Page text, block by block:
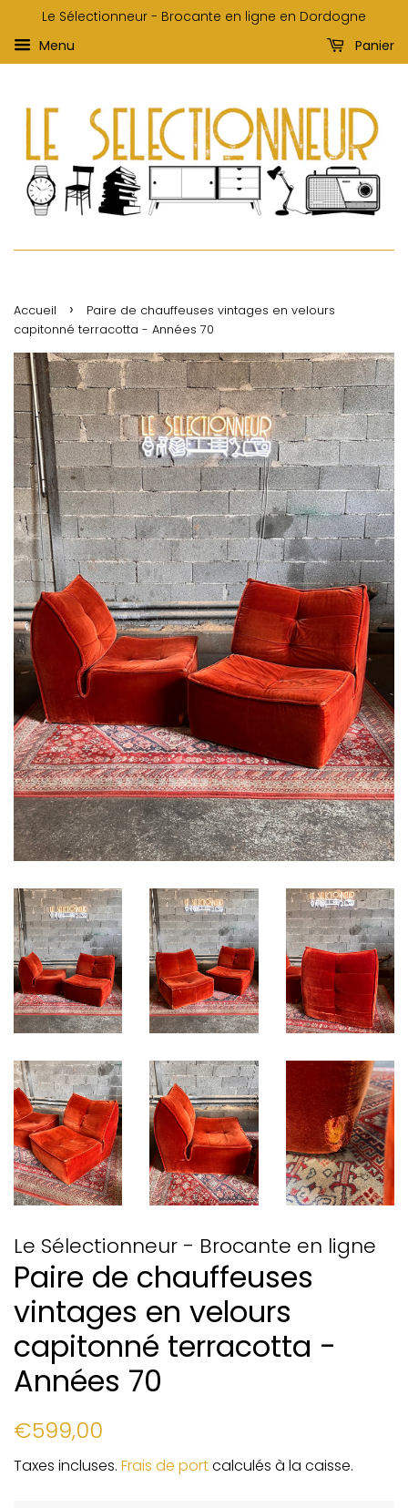
Le Sélectionneur - Brocante en ligne en Dordogne
Menu
Panier
Accueil ›
Paire de chauffeuses vintages en velours
capitonné terracotta - Années 70
Le Sélectionneur - Brocante en ligne
Paire de chauffeuses
vintages en velours
capitonné terracotta -
Années 70
Prix
€599,00
Taxes incluses. Frais de portcalculés à la caisse.